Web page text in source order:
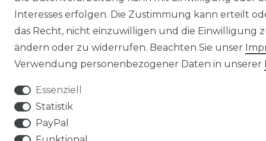
Interesses erfolgen. Die Zustimmung kann erteilt
das Recht, nicht einzuwilligen und die Einwilligung
ändern oder zu widerrufen. Beachten Sie unser
Verwendung personenbezogener Daten in unserer
Essenziell
Statistik
PayPal